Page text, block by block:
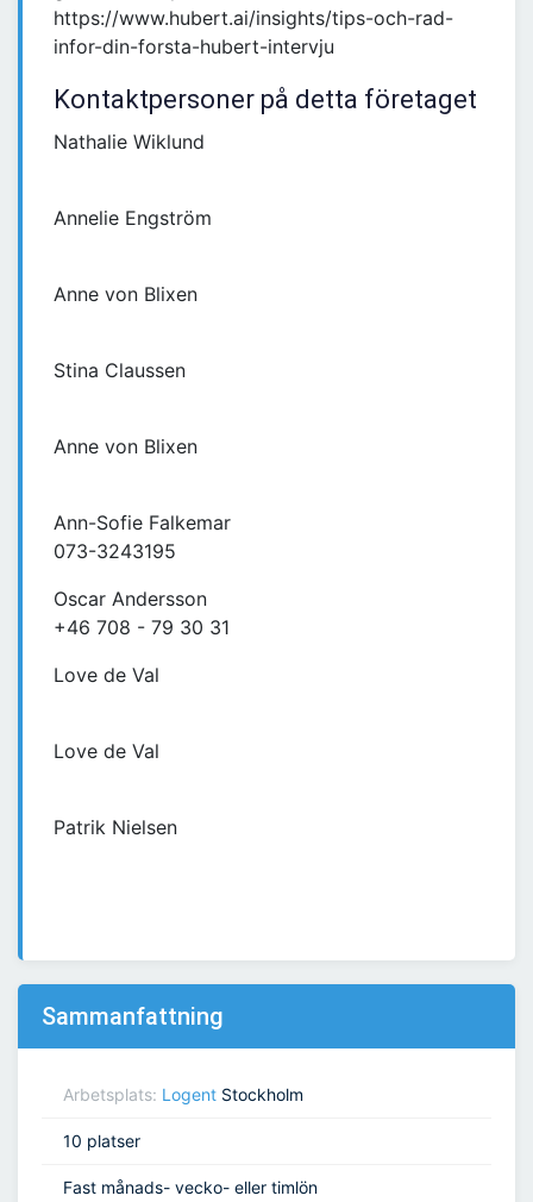
https://www.hubert.ai/insights/tips-och-rad-
infor-din-forsta-hubert-intervju
Kontaktpersoner på detta företaget
Nathalie Wiklund
Annelie Engström
Anne von Blixen
Stina Claussen
Anne von Blixen
Ann-Sofie Falkemar
073-3243195
Oscar Andersson
+46 708 - 79 30 31
Love de Val
Love de Val
Patrik Nielsen
Sammanfattning
Arbetsplats: Logent Stockholm
10 platser
Fast månads- vecko- eller timlön